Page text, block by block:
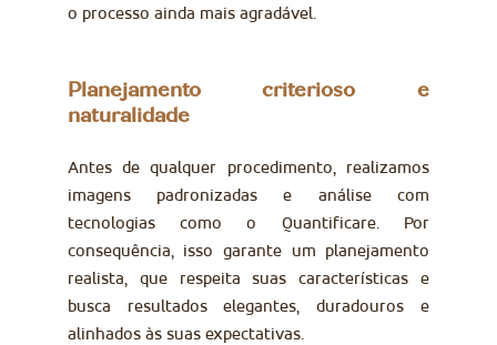
o processo ainda mais agradável.
Planejamento criterioso e
naturalidade
Antes de qualquer procedimento, realizamos
imagens padronizadas e análise com
tecnologias como o Quantificare. Por
consequência, isso garante um planejamento
realista, que respeita suas características e
busca resultados elegantes, duradouros e
alinhados às suas expectativas.